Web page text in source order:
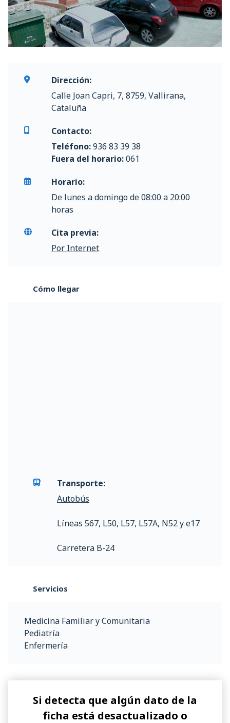
Dirección:
Calle Joan Capri, 7, 8759, Vallirana,
Cataluña
Contacto:
Teléfono:936 83 39 38
Fuera del horario:061
Horario:
De lunes a domingo de 08:00 a 20:00
horas
Cita previa:
Por Internet
Cómo llegar
Transporte:
Autobús
Líneas 567, L50, L57, L57A, N52 y e17
Carretera B-24
Servicios
Medicina Familiar y Comunitaria
Pediatría
Enfermería
Si detecta que algún dato de la
ficha está desactualizado o